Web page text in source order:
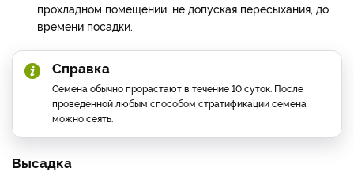
прохладном помещении, не допуская пересыхания, до
времени посадки.
Справка
Семена обычно прорастают в течение 10 суток. После
проведенной любым способом стратификации семена
можно сеять.
Высадка